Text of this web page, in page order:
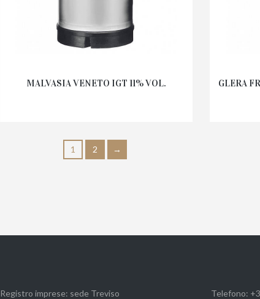
MALVASIA VENETO IGT 11% VOL. GLERA
1 2 →
Registro imprese: sede Treviso Telefono: